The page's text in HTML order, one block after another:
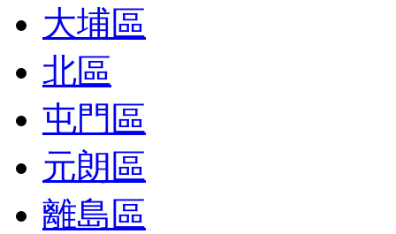
大埔區
北區
屯門區
元朗區
離島區